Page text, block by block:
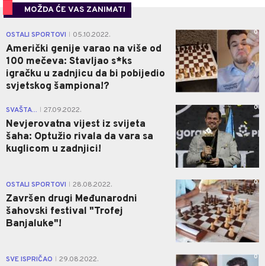
MOŽDA ĆE VAS ZANIMATI
OSTALI SPORTOVI 05.10.2022.
Američki genije varao na više od
100 mečeva: Stavljao s*ks
igračku u zadnjicu da bi pobijedio
svjetskog šampiona!?
0
SVAŠTA... 27.09.2022.
Nevjerovatna vijest iz svijeta
šaha: Optužio rivala da vara sa
kuglicom u zadnjici!
0
OSTALI SPORTOVI 28.08.2022.
Završen drugi Međunarodni
šahovski festival "Trofej
Banjaluke"!
0
SVE ISPRIČAO 29.08.2022. 0